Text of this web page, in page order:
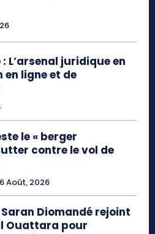
L’arsenal juridique en
ligne et de
le « berger
contre le vol de
6 Août, 2026
Diomandé rejoint
Ouattara pour